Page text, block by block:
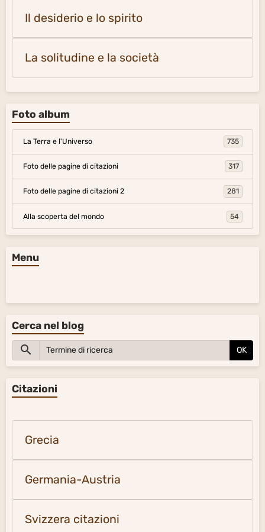
Il desiderio e lo spirito
La solitudine e la società
Foto album
La Terra e l'Universo 735
Foto delle pagine di citazioni 317
Foto delle pagine di citazioni 2 281
Alla scoperta del mondo 54
Menu
Cerca nel blog
OK
Citazioni
Grecia
Germania-Austria
Svizzera citazioni